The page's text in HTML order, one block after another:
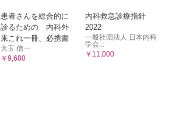
患者さんを総合的に
診るための 内科外
来これ一冊、必携書
大玉 信一
￥9,680
内科救急診療指針
2022
一般社団法人 日本内科
学会...
￥11,000